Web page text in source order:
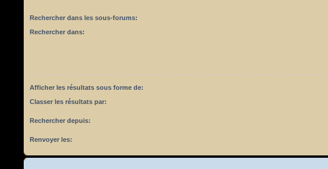
Rechercher dans les sous-forums:
Rechercher dans:
Afficher les résultats sous forme de:
Classer les résultats par:
Rechercher depuis:
Renvoyer les: